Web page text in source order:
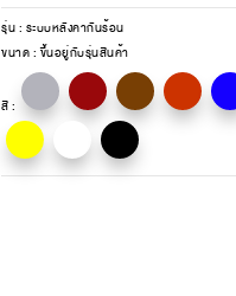
รุ่น : ระบบหลังคากันร้อน
ขนาด : ขึ้นอยู่กับรุ่นสินค้า
สี :